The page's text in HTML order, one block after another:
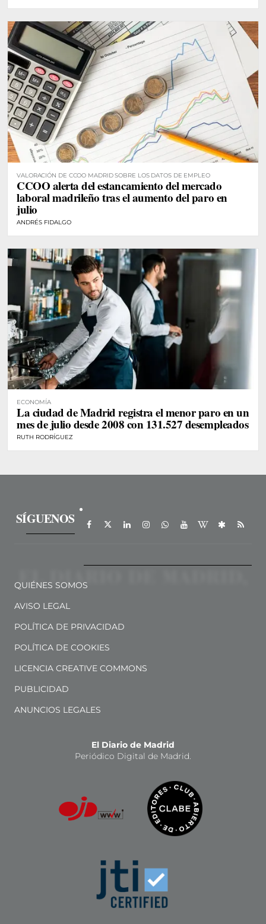
VALORACIÓN DE CCOO MADRID SOBRE LOS DATOS DE EMPLEO
CCOO alerta del estancamiento del mercado
laboral madrileño tras el aumento del paro en
julio
ANDRÉS FIDALGO
ECONOMÍA
La ciudad de Madrid registra el menor paro en un
mes de julio desde 2008 con 131.527 desempleados
RUTH RODRÍGUEZ
SÍGUENOS
QUIÉNES SOMOS
AVISO LEGAL
POLÍTICA DE PRIVACIDAD
POLÍTICA DE COOKIES
LICENCIA CREATIVE COMMONS
PUBLICIDAD
ANUNCIOS LEGALES
El Diario de Madrid
Periódico Digital de Madrid.